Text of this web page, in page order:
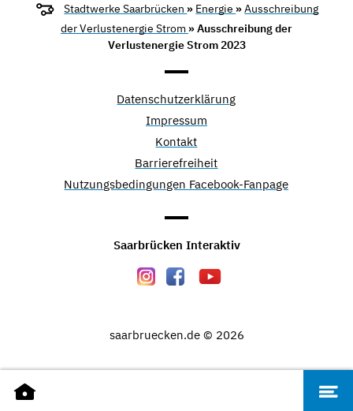
Stadtwerke Saarbrücken » Energie »Ausschreibung
der Verlustenergie Strom » Ausschreibung der
Verlustenergie Strom 2023
Datenschutzerklärung
Impressum
Kontakt
Barrierefreiheit
Nutzungsbedingungen Facebook-Fanpage
Saarbrücken Interaktiv
saarbruecken.de © 2026